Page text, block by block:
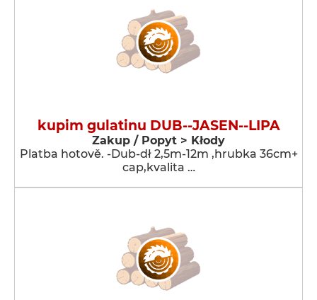
kupim gulatinu DUB--JASEN--LIPA
Zakup / Popyt > Kłody
Platba hotově. -Dub-dł 2,5m-12m ,hrubka 36cm+
cap,kvalita …